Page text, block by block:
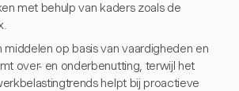
met behulp van kaders zoals de
middelen op basis van vaardigheden en
over- en onderbenutting, terwijl het
helpt bij proactieve